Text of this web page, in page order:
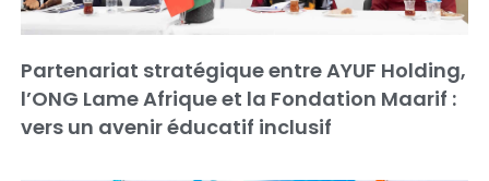
Partenariat stratégique entre AYUF Holding,
l’ONG Lame Afrique et la Fondation Maarif :
vers un avenir éducatif inclusif